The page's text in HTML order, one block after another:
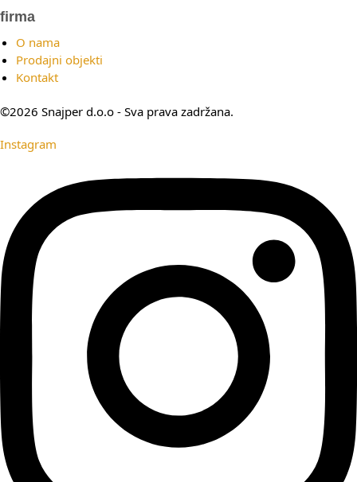
firma
O nama
Prodajni objekti
Kontakt
©2026 Snajper d.o.o - Sva prava zadržana.
Instagram